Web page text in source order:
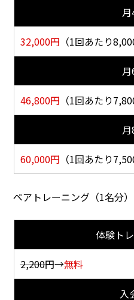
32,000円 （1回あたり
46,800円 （1回あたり
60,000円 （1回あたり
ペアトレーニング（1名分）
体験ト
2,200円→無料
入